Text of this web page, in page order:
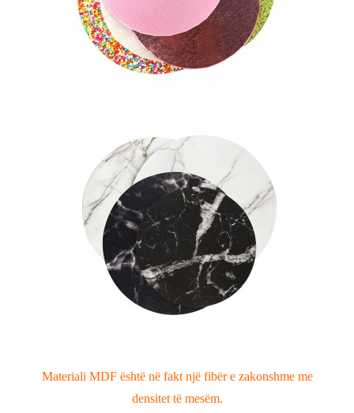
Materiali MDF është në fakt një fibër e zakonshme me
densitet të mesëm.